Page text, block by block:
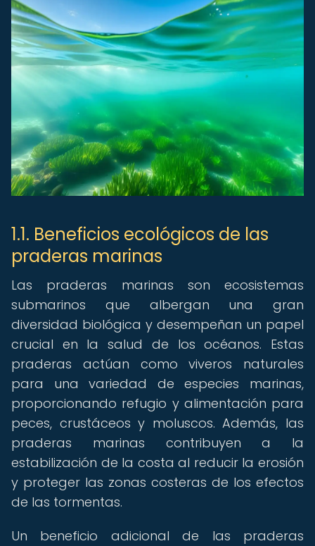
1.1. Beneficios ecológicos de las
praderas marinas
Las praderas marinas son ecosistemas
submarinos que albergan una gran
diversidad biológica y desempeñan un papel
crucial en la salud de los océanos. Estas
praderas actúan como viveros naturales
para una variedad de especies marinas,
proporcionando refugio y alimentación para
peces, crustáceos y moluscos. Además, las
praderas marinas contribuyen a la
estabilización de la costa al reducir la erosión
y proteger las zonas costeras de los efectos
de las tormentas.
Un beneficio adicional de las praderas